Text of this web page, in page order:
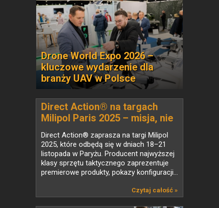
Drone World Expo 2026 –
kluczowe wydarzenie dla
branży UAV w Polsce
Direct Action® na targach
Milipol Paris 2025 – misja, nie
rutyna
Direct Action® zaprasza na targi Milipol
2025, które odbędą się w dniach 18–21
listopada w Paryżu. Producent najwyższej
klasy sprzętu taktycznego zaprezentuje
premierowe produkty, pokazy konfiguracji...
Czytaj całość »